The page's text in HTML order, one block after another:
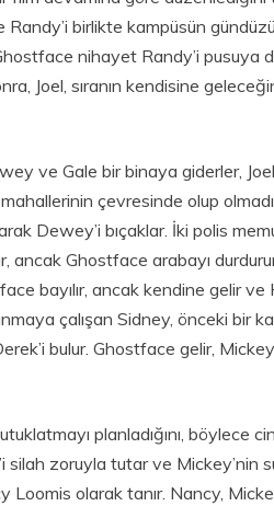
birlikte kampüsün
nihayet Randy’i pusuya
Joel, sıranın kendisine
ve Gale bir binaya giderler,
çevresinde olup
Dewey’i bıçaklar. İki polis
ancak Ghostface arabayı
bayılır, ancak kendine gelir ve
çalışan Sidney, önceki bir
bulur. Ghostface gelir,
planladığını, böylece
silah zoruyla tutar ve Mickey’nin
Loomis olarak tanır. Nancy,